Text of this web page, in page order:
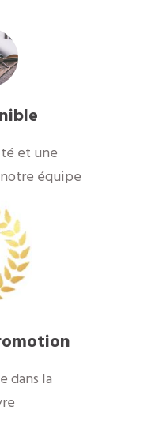
et une
équipe
dans la